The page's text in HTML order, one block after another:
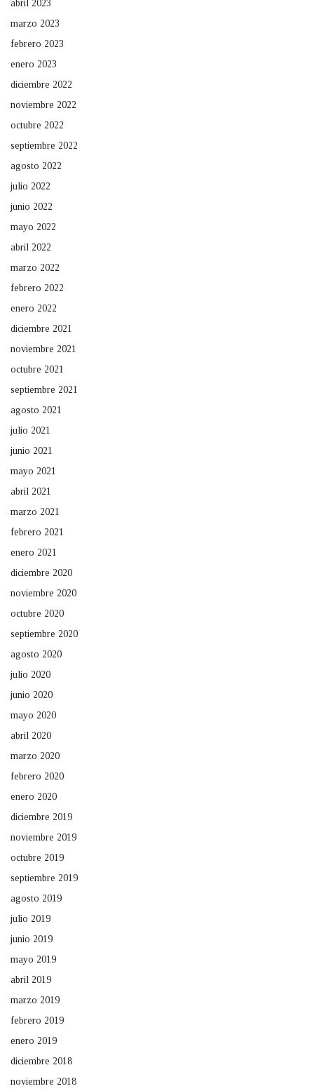
abril 2023
marzo 2023
febrero 2023
enero 2023
diciembre 2022
noviembre 2022
octubre 2022
septiembre 2022
agosto 2022
julio 2022
junio 2022
mayo 2022
abril 2022
marzo 2022
febrero 2022
enero 2022
diciembre 2021
noviembre 2021
octubre 2021
septiembre 2021
agosto 2021
julio 2021
junio 2021
mayo 2021
abril 2021
marzo 2021
febrero 2021
enero 2021
diciembre 2020
noviembre 2020
octubre 2020
septiembre 2020
agosto 2020
julio 2020
junio 2020
mayo 2020
abril 2020
marzo 2020
febrero 2020
enero 2020
diciembre 2019
noviembre 2019
octubre 2019
septiembre 2019
agosto 2019
julio 2019
junio 2019
mayo 2019
abril 2019
marzo 2019
febrero 2019
enero 2019
diciembre 2018
noviembre 2018